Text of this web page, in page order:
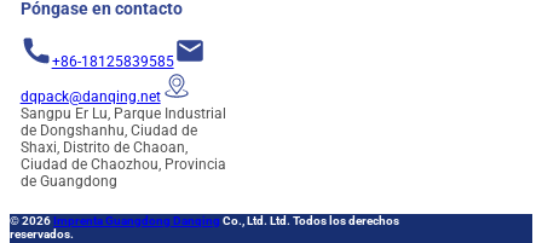
Póngase en contacto
+86-18125839585
dqpack@danqing.net
Sangpu Er Lu, Parque Industrial
de Dongshanhu, Ciudad de
Shaxi, Distrito de Chaoan,
Ciudad de Chaozhou, Provincia
de Guangdong
© 2026Imprenta Guangdong Danqing Co., Ltd. Ltd. Todos los derechos
reservados.